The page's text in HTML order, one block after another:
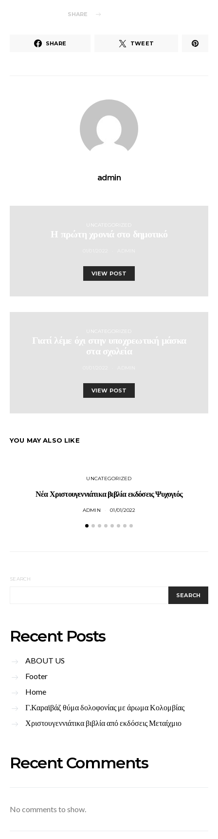
SHARE
SHARE TWEET
admin
UNCATEGORIZED
Η πρώτη χρονιά στο δημοτικό
VIEW POST
UNCATEGORIZED
Γιατί λέμε όχι στην υποχρεωτική μάσκα
στα σχολεία
VIEW POST
YOU MAY ALSO LIKE
UNCATEGORIZED
Νέα Χριστουγεννιάτικα βιβλία εκδόσεις Ψυχογιός
ADMIN 01/01/2022
SEARCH
SEARCH
Recent Posts
ABOUT US
Footer
Home
Γ.Καραϊβάζ θύμα δολοφονίας με άρωμα Κολομβίας
Χριστουγεννιάτικα βιβλία από εκδόσεις Μεταίχμιο
Recent Comments
No comments to show.